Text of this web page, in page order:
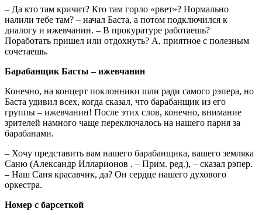
– Да кто там кричит? Кто там горло «рвет»? Нормально
налили тебе там? – начал Баста, а потом подключился к
диалогу и ижевчанин. – В прокуратуре работаешь?
Поработать пришел или отдохнуть? А, приятное с полезным
сочетаешь.
Барабанщик Басты – ижевчанин
Конечно, на концерт поклонники шли ради самого рэпера, но
Баста удивил всех, когда сказал, что барабанщик из его
группы – ижевчанин! После этих слов, конечно, внимание
зрителей намного чаще переключалось на нашего парня за
барабанами.
– Хочу представить вам нашего барабанщика, вашего земляка
Саню (Александр Илларионов . – Прим. ред.), – сказал рэпер.
– Наш Саня красавчик, да? Он сердце нашего духового
оркестра.
Номер с барсеткой